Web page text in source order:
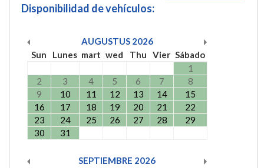
Disponibilidad de vehículos:
AUGUSTUS 2026
Sun
Lunes mart wed Thu Vier Sábado
1
2
3 4 5 6 7
8
9
10 11 12 13 14
15
16
17 18 19 20 21
22
23
24 25 26 27 28
29
30
31
SEPTIEMBRE 2026